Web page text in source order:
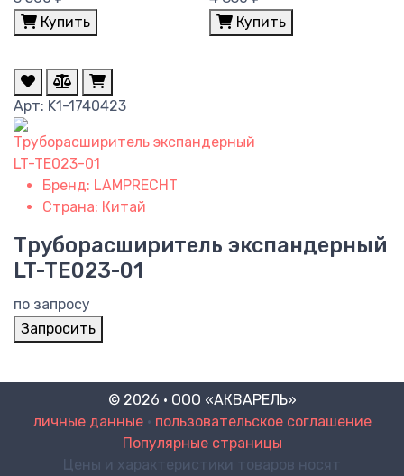
Купить
Купить
Арт: K1-1740423
Бренд: LAMPRECHT
Страна: Китай
Труборасширитель экспандерный
LT-TE023-01
по запросу
Запросить
© 2026 · ООО «АКВАРЕЛЬ»
личные данные• пользовательское соглашение
Популярные страницы
Цены и характеристики товаров носят